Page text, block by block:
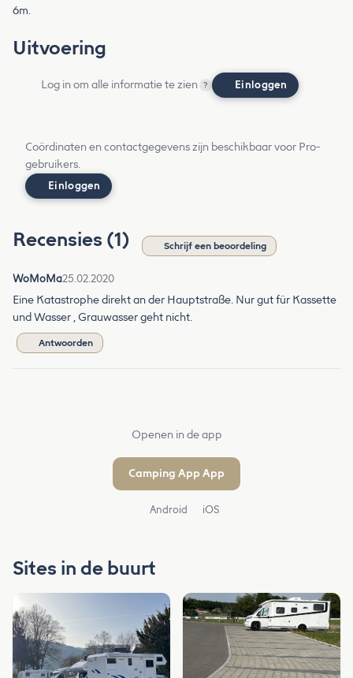
6m.
Uitvoering
Log in om alle informatie te zien ? Einloggen
Coördinaten en contactgegevens zijn beschikbaar voor Pro-
gebruikers.
Einloggen
Recensies (1) Schrijf een beoordeling
WoMoMa25.02.2020
Eine Katastrophe direkt an der Hauptstraße. Nur gut für Kassette
und Wasser , Grauwasser geht nicht.
Antwoorden
Openen in de app
Camping App App
Android iOS
Sites in de buurt